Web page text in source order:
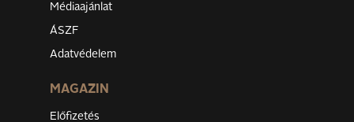
Médiaajánlat
ÁSZF
Adatvédelem
MAGAZIN
Előfizetés